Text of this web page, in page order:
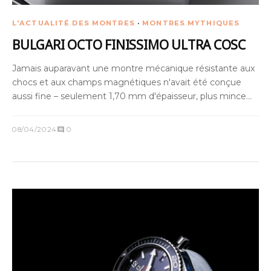
L'ACTUALITÉ DES MONTRES · MONTRES MYTHIQUES
BULGARI OCTO FINISSIMO ULTRA COSC
Jamais auparavant une montre mécanique résistante aux
chocs et aux champs magnétiques n'avait été conçue
aussi fine – seulement 1,70 mm d'épaisseur, plus mince
08/04/2024comment 0